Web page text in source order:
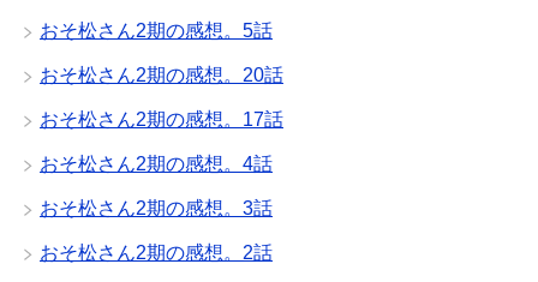
おそ松さん2期の感想。5話
おそ松さん2期の感想。20話
おそ松さん2期の感想。17話
おそ松さん2期の感想。4話
おそ松さん2期の感想。3話
おそ松さん2期の感想。2話